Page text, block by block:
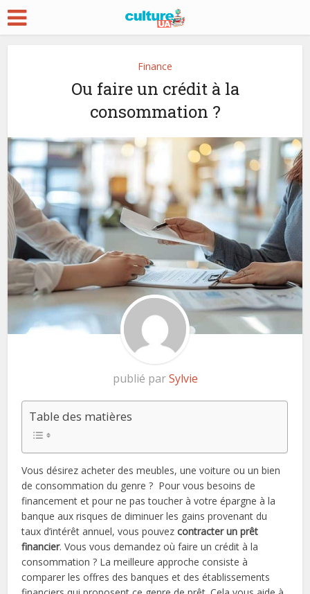
Finance
Ou faire un crédit à la
consommation ?
publié parSylvie
Table des matières
Vous désirez acheter des meubles, une voiture ou un bien
de consommation du genre ? Pour vous besoins de
financement et pour ne pas toucher à votre épargne à la
banque aux risques de diminuer les gains provenant du
taux d’intérêt annuel, vous pouvezcontracter un prêt
financier. Vous vous demandez où faire un crédit à la
consommation ? La meilleure approche consiste à
comparer les offres des banques et des établissements